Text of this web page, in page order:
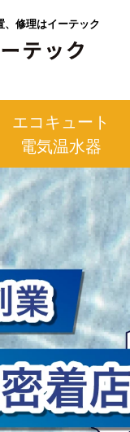
、修理はイーテック
エコキュート
電気温水器